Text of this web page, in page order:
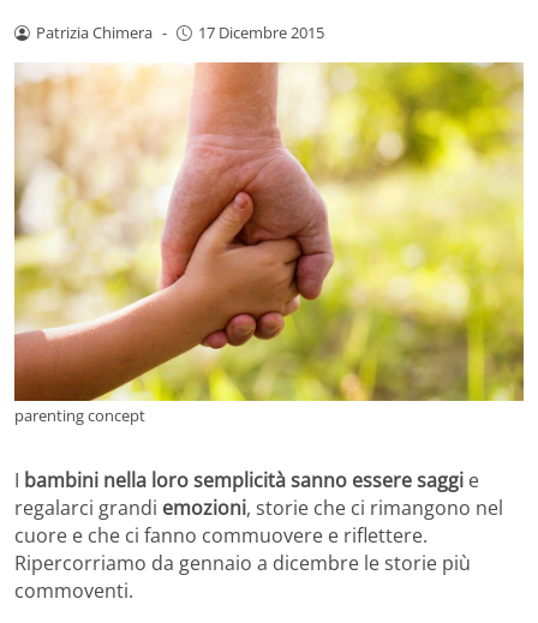
Patrizia Chimera - 17 Dicembre 2015
parenting concept
I bambini nella loro semplicità sanno essere saggi e
regalarci grandi emozioni, storie che ci rimangono nel
cuore e che ci fanno commuovere e riflettere.
Ripercorriamo da gennaio a dicembre le storie più
commoventi.